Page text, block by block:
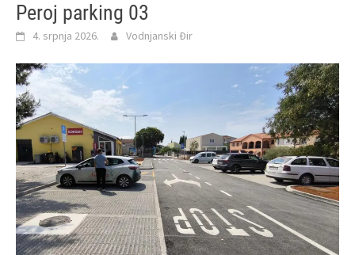
Peroj parking 03
4. srpnja 2026. Vodnjanski Đir